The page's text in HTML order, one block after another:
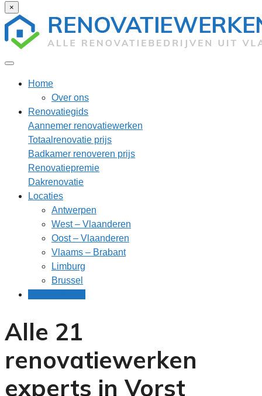
×
Home
Over ons
Renovatiegids
Aannemer renovatiewerken
Totaalrenovatie prijs
Badkamer renoveren prijs
Renovatiepremie
Dakrenovatie
Locaties
Antwerpen
West – Vlaanderen
Oost – Vlaanderen
Vlaams – Brabant
Limburg
Brussel
Alle 21
renovatiewerken
experts in Vorst